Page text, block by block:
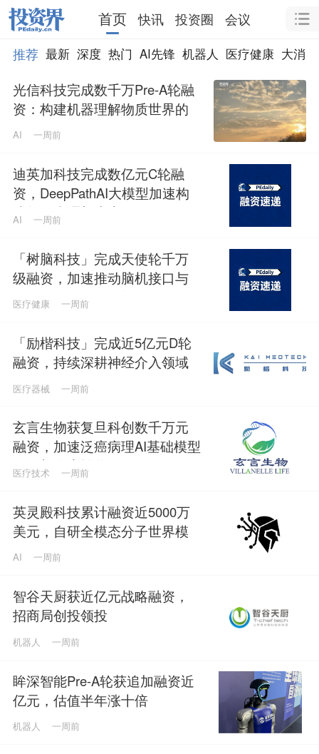
首页 快讯 投资圈
会议
推荐 最新 深度 热门 AI先锋 机器人 医疗健康 大消费
光信科技完成数千万Pre-A轮融
资：构建机器理解物质世界的
光电智能体，定义Physical AI感
AI 一周前
迪英加科技完成数亿元C轮融
资，DeepPathAI大模型加速构
建数智病理新生态
AI 一周前
「树脑科技」完成天使轮千万
级融资，加速推动脑机接口与
脑磁图技术国产化普及
医疗健康 一周前
「励楷科技」完成近5亿元D轮
融资，持续深耕神经介入领域
医疗器械 一周前
玄言生物获复旦科创数千万元
融资，加速泛癌病理AI基础模型
研发与临床转化
医疗技术 一周前
英灵殿科技累计融资近5000万
美元，自研全模态分子世界模
型
AI 一周前
智谷天厨获近亿元战略融资，
招商局创投领投
机器人 一周前
眸深智能Pre-A轮获追加融资近
亿元，估值半年涨十倍
机器人 一周前